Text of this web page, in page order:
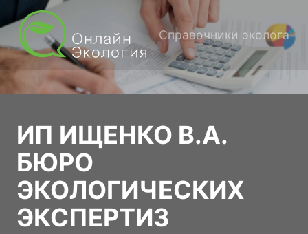
Справочники эколога
ИП ИЩЕНКО В.А.
БЮРО
ЭКОЛОГИЧЕСКИХ
ЭКСПЕРТИЗ